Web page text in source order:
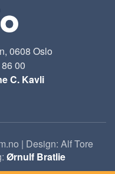
0608 Oslo
00
C. Kavli
| Design: Alf Tore
Ørnulf Bratlie